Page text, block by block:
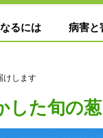
るには 病害と
けします
た旬の